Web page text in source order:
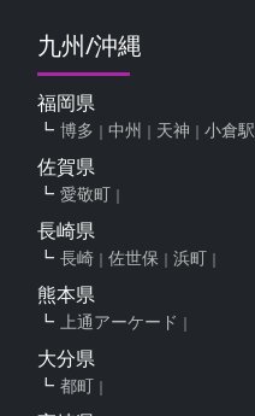
九州/沖縄
福岡県
博多 中州 天神 小倉駅
佐賀県
愛敬町
長崎県
長崎 佐世保 浜町
熊本県
上通アーケード
大分県
都町